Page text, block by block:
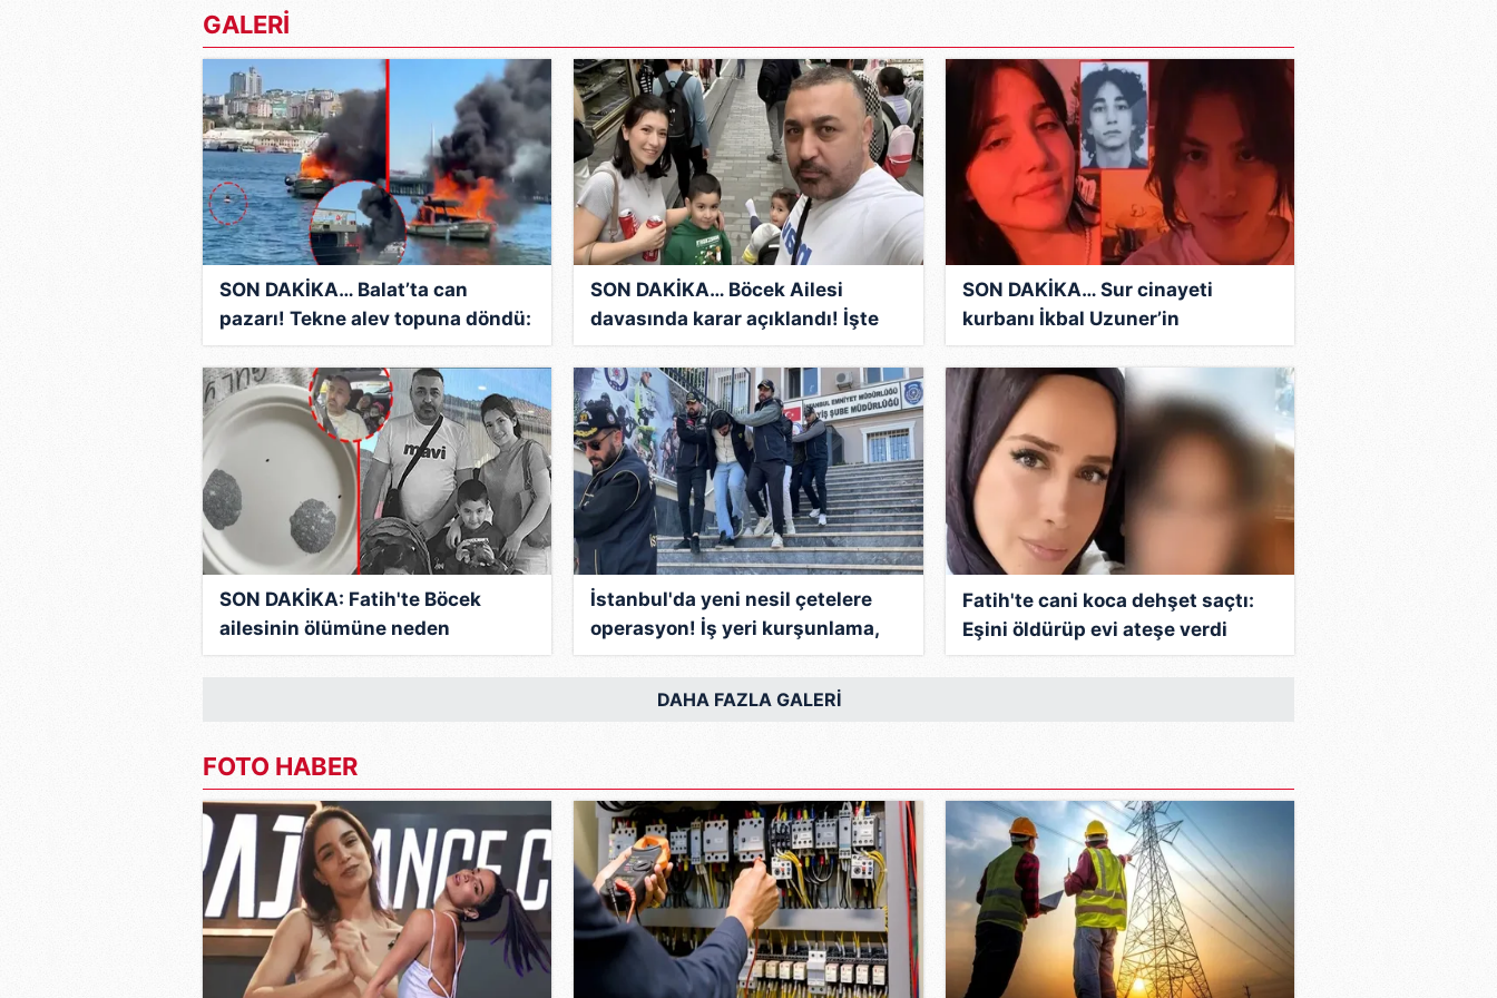
mevzuata uygun olarak kullanılan çerezlerle ilgili bilgi almak için lütfen
GALERİ
SON DAKİKA… Balat’ta can
pazarı! Tekne alev topuna döndü:
Baba ve oğlu saniyelerle
kurtuldu!
SON DAKİKA… Böcek Ailesi
davasında karar açıklandı! İşte
otel sahibi ve firması sahibine
verilen cezalar...
SON DAKİKA… Sur cinayeti
kurbanı İkbal Uzuner’in
mezarında uygunsuz
hareketlerde bulunmuştu: 3
utanmazın cezası belli oldu
SON DAKİKA: Fatih'te Böcek
ailesinin ölümüne neden
olmuştu! O ilaçlama firmasının
İstanbul'da yeni nesil çetelere
operasyon! İş yeri kurşunlama,
haraç isteme: Gözaltılar var
Fatih'te cani koca dehşet saçtı:
Eşini öldürüp evi ateşe verdi
DAHA FAZLA GALERİ
FOTO HABER